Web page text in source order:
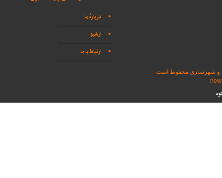
دربارهٔ ما
آرشیو
ارتباط با ما
و شهرسازی محفوظ است